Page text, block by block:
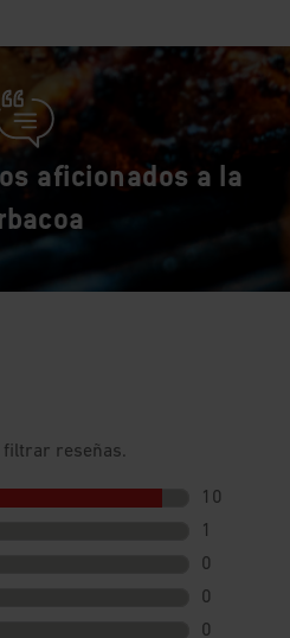
aficionados a la